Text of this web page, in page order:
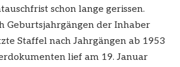
schon lange gerissen.
Geburtsjahrgängen der Inhaber
Staffel nach Jahrgängen ab 1953
lief am 19. Januar